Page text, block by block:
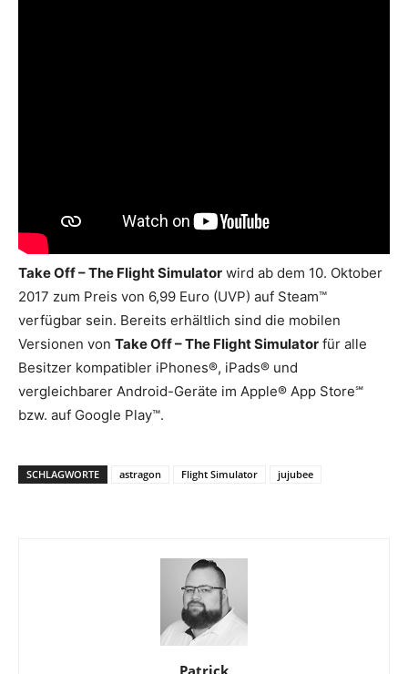
Take Off – The Flight Simulator wird ab dem 10. Oktober
2017 zum Preis von 6,99 Euro (UVP) auf Steam™
verfügbar sein. Bereits erhältlich sind die mobilen
Versionen von Take Off – The Flight Simulator für alle
Besitzer kompatibler iPhones®, iPads® und
vergleichbarer Android-Geräte im Apple® App Store℠
bzw. auf Google Play™.
SCHLAGWORTE astragon Flight Simulator jujubee